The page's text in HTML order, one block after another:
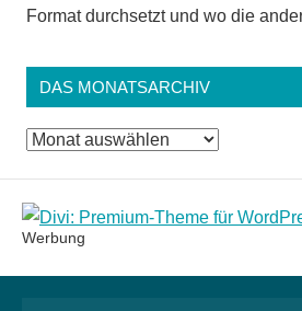
Format durchsetzt und wo die
DAS MONATSARCHIV
Das
Werbung